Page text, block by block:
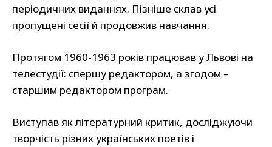
періодичних виданнях. Пізніше склав усі
пропущені сесії й продовжив навчання.
Протягом 1960-1963 років працював у Львові на
телестудії: спершу редактором, а згодом –
старшим редактором програм.
Виступав як літературний критик, досліджуючи
творчість різних українських поетів і